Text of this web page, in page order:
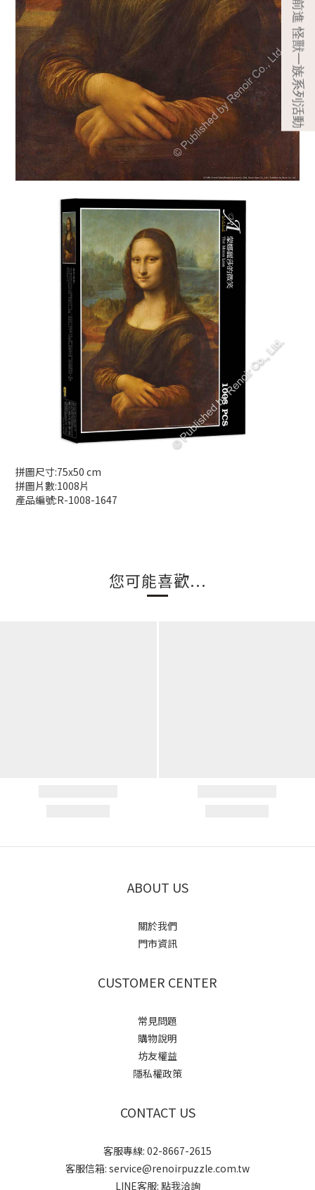
拼圖尺寸:75x50 cm
拼圖片數:1008片
產品編號:R-1008-1647
您可能喜歡...
ABOUT US
關於我們
門市資訊
CUSTOMER CENTER
常見問題
購物說明
坊友權益
隱私權政策
CONTACT US
客服專線: 02-8667-2615
客服信箱: service@renoirpuzzle.com.tw
LINE客服: 點我洽詢